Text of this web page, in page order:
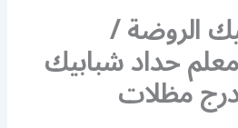
الروضة /
/ معلم حداد شبابيك
درج مظلات